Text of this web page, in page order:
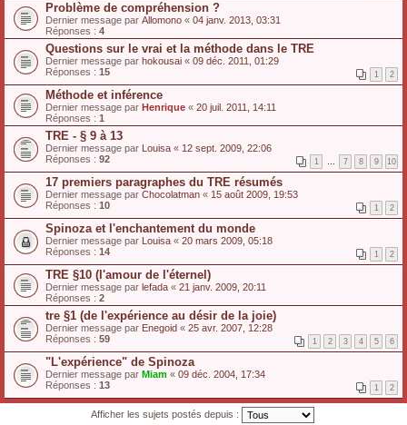
Problème de compréhension ?
Dernier message par Allomono « 04 janv. 2013, 03:31
Réponses : 4
Questions sur le vrai et la méthode dans le TRE
Dernier message par hokousai « 09 déc. 2011, 01:29
Réponses : 15 1 2
Méthode et inférence
Dernier message par Henrique « 20 juil. 2011, 14:11
Réponses : 1
TRE - § 9 à 13
Dernier message par Louisa « 12 sept. 2009, 22:06
Réponses : 92 1 … 7 8 9 10
17 premiers paragraphes du TRE résumés
Dernier message par Chocolatman « 15 août 2009, 19:53
Réponses : 10 1 2
Spinoza et l'enchantement du monde
Dernier message par Louisa « 20 mars 2009, 05:18
Réponses : 14 1 2
TRE §10 (l'amour de l'éternel)
Dernier message par lefada « 21 janv. 2009, 20:11
Réponses : 2
tre §1 (de l'expérience au désir de la joie)
Dernier message par Enegoid « 25 avr. 2007, 12:28
Réponses : 59 1 2 3 4 5 6
"L'expérience" de Spinoza
Dernier message par Miam « 09 déc. 2004, 17:34
Réponses : 13 1 2
Afficher les sujets postés depuis :